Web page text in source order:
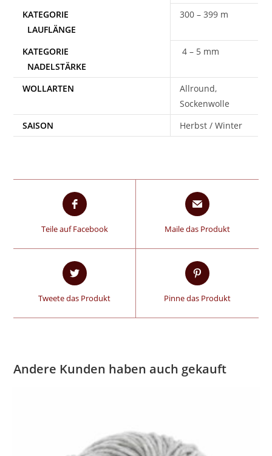
300 – 399 m
4 – 5 mm
WOLLARTEN
Allround,
Sockenwolle
SAISON
Herbst / Winter
Teile auf Facebook Maile das Produkt
Tweete das Produkt Pinne das Produkt
Andere Kunden haben auch gekauft